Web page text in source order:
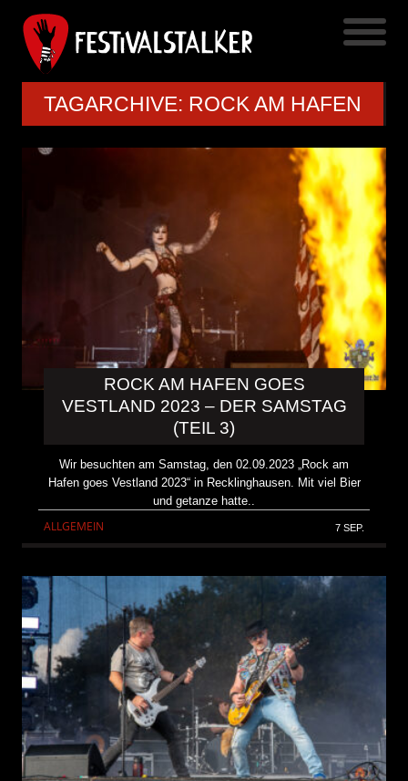
TAGARCHIVE: ROCK AM HAFEN
ROCK AM HAFEN GOES
VESTLAND 2023 – DER SAMSTAG
(TEIL 3)
Wir besuchten am Samstag, den 02.09.2023 „Rock am
Hafen goes Vestland 2023“ in Recklinghausen. Mit viel Bier
und getanze hatte..
ALLGEMEIN 7 SEP.